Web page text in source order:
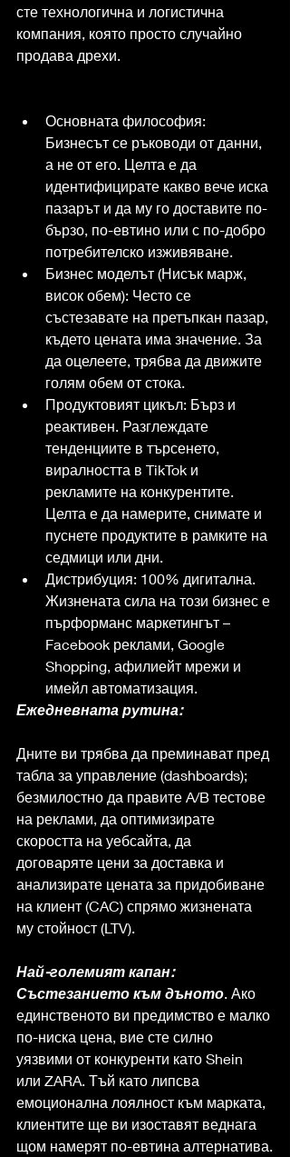
сте технологична и логистична
компания, която просто случайно
продава дрехи.
Основната философия:
Бизнесът се ръководи от данни,
а не от его. Целта е да
идентифицирате какво вече иска
пазарът и да му го доставите по-
бързо, по-евтино или с по-добро
потребителско изживяване.
Бизнес моделът (Нисък марж,
висок обем): Често се
състезавате на претъпкан пазар,
където цената има значение. За
да оцелеете, трябва да движите
голям обем от стока.
Продуктовият цикъл: Бърз и
реактивен. Разглеждате
тенденциите в търсенето,
виралността в TikTok и
рекламите на конкурентите.
Целта е да намерите, снимате и
пуснете продуктите в рамките на
седмици или дни.
Дистрибуция: 100% дигитална.
Жизнената сила на този бизнес е
пърформанс маркетингът –
Facebook реклами, Google
Shopping, афилиейт мрежи и
имейл автоматизация.
Ежедневната рутина:
Дните ви трябва да преминават пред
табла за управление (dashboards);
безмилостно да правите A/B тестове
на реклами, да оптимизирате
скоростта на уебсайта, да
договаряте цени за доставка и
анализирате цената за придобиване
на клиент (CAC) спрямо жизнената
му стойност (LTV).
Най-големият капан:
Състезанието към дъното. Ако
единственото ви предимство е малко
по-ниска цена, вие сте силно
уязвими от конкуренти като Shein
или ZARA. Тъй като липсва
емоционална лоялност към марката,
клиентите ще ви изоставят веднага
щом намерят по-евтина алтернатива.